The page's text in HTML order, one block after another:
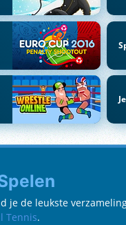
je de leukste
Tennis.